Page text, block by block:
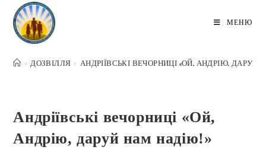
Перейти
вмісту
МЕНЮ
> ДОЗВІЛЛЯ > АНДРІЇВСЬКІ ВЕЧОРНИЦІ «ОЙ, АНДРІЮ, ДАРУЙ
Андріївські вечорниці «Ой,
Андрію, даруй нам надію!»